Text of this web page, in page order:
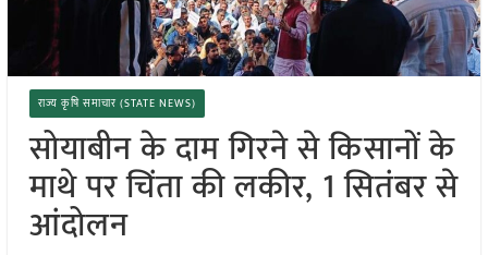
राज्य कृषि समाचार (STATE NEWS)
सोयाबीन के दाम गिरने से किसानों के
माथे पर चिंता की लकीर, 1 सितंबर से
आंदोलन